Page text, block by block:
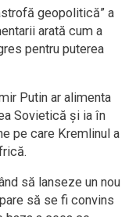
geopolitică” a
arată cum a
pentru puterea
Putin ar alimenta
Sovietică şi ia în
pe care Kremlinul a
să lanseze un nou
să se fi convins